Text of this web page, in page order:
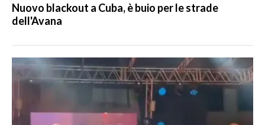
Nuovo blackout a Cuba, è buio per le strade
dell'Avana